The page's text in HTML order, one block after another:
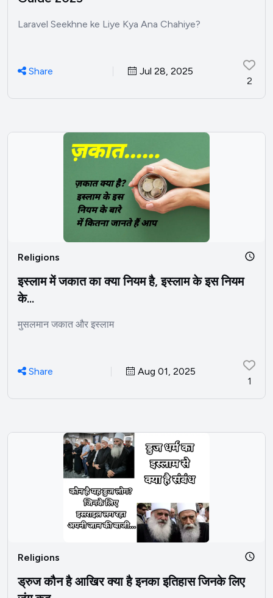
Laravel Seekhne ke Liye Kya Ana Chahiye?
Share
Jul 28, 2025
2
Religions
इस्लाम में जकात का क्या नियम है, इस्लाम के इस नियम
के...
मुसलमान जकात और इस्लाम
Share
Aug 01, 2025
1
Religions
ड्रुज कौन है आखिर क्या है इनका इतिहास जिनके लिए